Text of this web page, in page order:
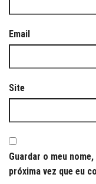
Email
Site
Guardar o meu
próxima vez que eu